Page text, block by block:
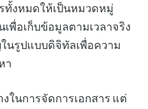
ทั้งหมดให้เป็นหมวดหมู่
พื่อเก็บข้อมูลตามเวลาจริง
นรูปแบบดิจิทัลเพื่อความ
า
ในการจัดการเอกสาร แต่